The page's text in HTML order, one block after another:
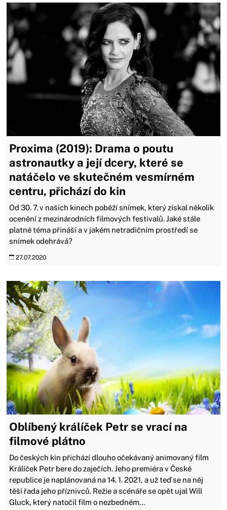
Proxima (2019): Drama o poutu
astronautky a její dcery, které se
natáčelo ve skutečném vesmírném
centru, přichází do kin
Od 30. 7. v našich kinech poběží snímek, který získal několik
ocenění z mezinárodních filmových festivalů. Jaké stále
platné téma přináší a v jakém netradičním prostředí se
snímek odehrává?
27.07.2020
Oblíbený králíček Petr se vrací na
filmové plátno
Do českých kin přichází dlouho očekávaný animovaný film
Králíček Petr bere do zaječích. Jeho premiéra v České
republice je naplánovaná na 14. 1. 2021, a už teď se na něj
těší řada jeho příznivců. Režie a scénáře se opět ujal Will
Gluck, který natočil film o nezbedném...